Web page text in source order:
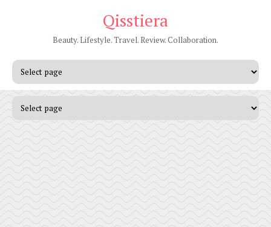
Qisstiera
Beauty. Lifestyle. Travel. Review. Collaboration.